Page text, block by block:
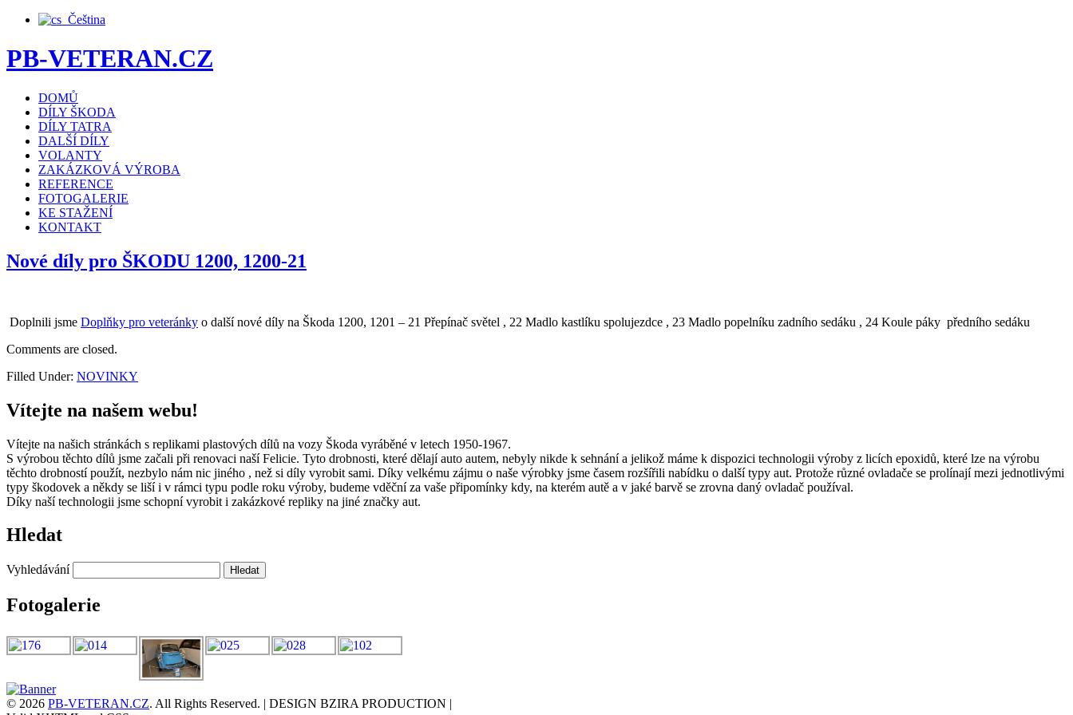
Čeština
PB-VETERAN.CZ
DOMŮ
DÍLY ŠKODA
DÍLY TATRA
DALŠÍ DÍLY
VOLANTY
ZAKÁZKOVÁ VÝROBA
REFERENCE
FOTOGALERIE
KE STAŽENÍ
KONTAKT
Nové díly pro ŠKODU 1200, 1200-21
Doplnili jsme Doplňky pro veteránky o další nové díly na Škoda 1200, 1201 – 21 Přepínač světel , 22 Madlo kastlíku spolujezdce , 23 Madlo popelníku zadního sedáku , 24 Koule páky předního sedáku
Comments are closed.
Filled Under: NOVINKY
Vítejte na našem webu!
Vítejte na našich stránkách s replikami plastových dílů na vozy Škoda vyráběné v letech 1950-1967.
S výrobou těchto dílů jsme začali při renovaci naší Felicie. Tyto drobnosti, které dělají auto autem, nebyly nikde k sehnání a jelikož máme k dispozici technologii výroby z licích epoxidů, které lze na výrobu
těchto drobností použít, nezbylo nám nic jiného , než si díly vyrobit sami. Díky velkému zájmu o naše výrobky jsme časem rozšířili nabídku o další typy aut. Protože různé ovladače se prolínají mezi jednotlivými
typy škodovek a někdy se liší i v rámci typu podle roku výroby, budeme vděční za vaše připomínky kdy, na kterém autě a v jaké barvě se zrovna daný ovladač používal.
Díky naší technologii jsme schopní vyrobit i zakázkové repliky na jiné značky aut.
Hledat
Vyhledávání
Fotogalerie
© 2026 PB-VETERAN.CZ. All Rights Reserved. | DESIGN BZIRA PRODUCTION |